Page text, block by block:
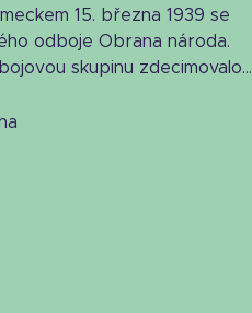
15. března 1939 se
odboje Obrana národa.
skupinu zdecimovalo...